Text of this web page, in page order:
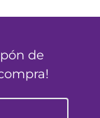
de